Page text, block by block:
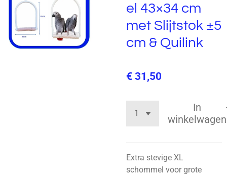
el 43×34 cm
met Slijtstok ±5
cm & Quilink
€ 31,50
In
winkelwagen
Extra stevige XL
schommel voor grote